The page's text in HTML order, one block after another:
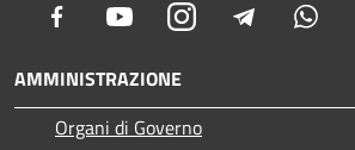
Facebook YoutubeInstagram Telegram
AMMINISTRAZIONE
Organi di Governo